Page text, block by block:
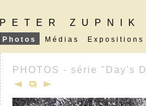
PETER ZUPNIK
Photos Médias Expositions
PHOTOS - série "Day's